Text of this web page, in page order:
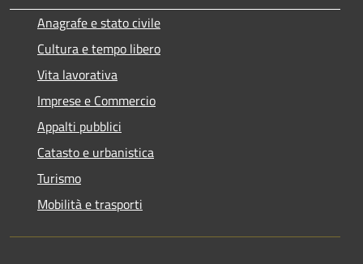
Anagrafe e stato civile
Cultura e tempo libero
Vita lavorativa
Imprese e Commercio
Appalti pubblici
Catasto e urbanistica
Turismo
Mobilità e trasporti